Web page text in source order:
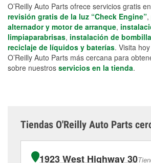
O’Reilly Auto Parts ofrece servicios gratis
revisión gratis de la luz “Check Engine”,
alternador y motor de arranque,
limpiaparabrisas, instalación de
reciclaje de líquidos y baterías. Visita
O’Reilly Auto Parts más cercana para
sobre nuestros servicios en la tienda.
Tiendas O'Reilly Auto Parts
1923 West Highway 30